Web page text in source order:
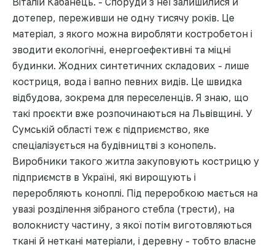
дотепер, переживши не одну тисячу років. Це
матеріал, з якого можна виробляти костробетон і
зводити екологічні, енергоефективні та міцні
будинки. Жодних синтетичних складових - лише
костриця, вода і вапно певних видів. Це швидка
відбудова, зокрема для переселенців. Я знаю, що
такі проєкти вже розпочинаються на Львівщині. У
Сумській області теж є підприємство, яке
спеціалізується на будівництві з конопель.
Виробники такого житла закуповують кострицю у
підприємств в Україні, які вирощують і
переробляють коноплі. Під переробкою мається на
увазі розділення зібраного стебла (трести), на
волокнисту частину, з якої потім виготовляються
ткані й неткані матеріали, і деревну - тобто власне